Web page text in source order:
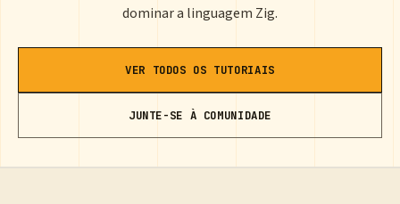
dominar a linguagem Zig.
VER TODOS OS TUTORIAIS
JUNTE-SE À COMUNIDADE